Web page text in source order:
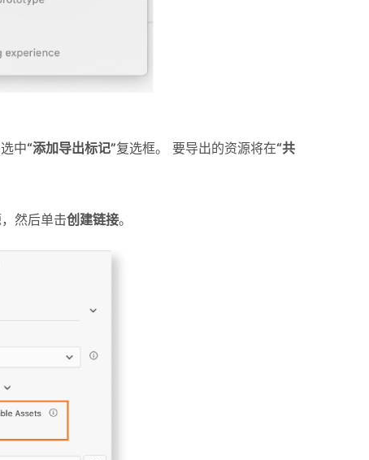
中“添加导出标记”复选框。 要导出的资源将在“共
然后单击创建链接。